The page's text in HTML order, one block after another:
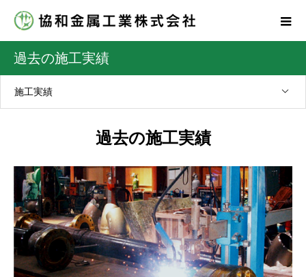
過去の施工実績
施工実績
過去の施工実績